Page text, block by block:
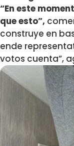
“En este
que esto”,
construye en
ende
votos cuenta”,